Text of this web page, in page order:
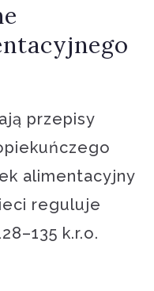
przepisy
alimentacyjny
reguluje
k.r.o.